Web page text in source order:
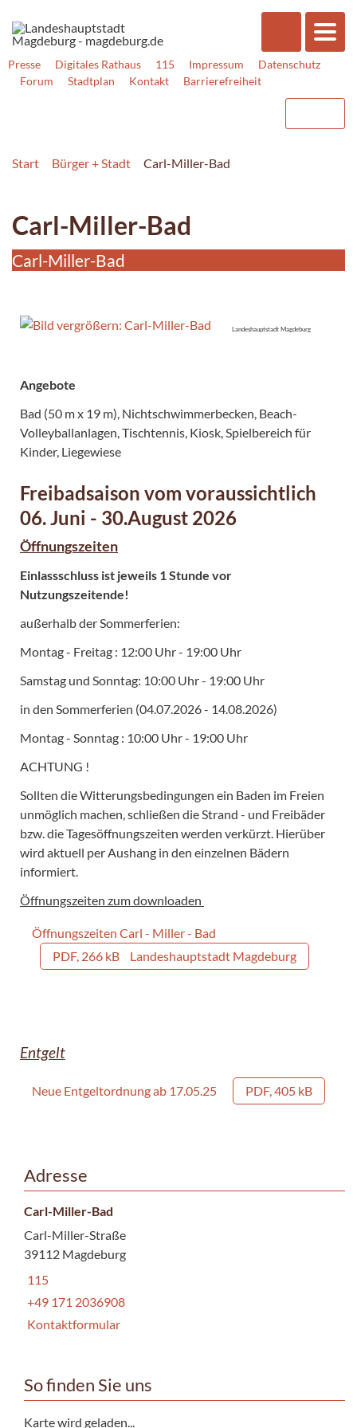
Presse Digitales Rathaus 115 Impressum
Datenschutz
Forum
Stadtplan Kontakt Barrierefreiheit
Start Bürger + Stadt Carl-Miller-Bad
Carl-Miller-Bad
Carl-Miller-Bad
Landeshauptstadt Magdeburg
Angebote
Bad (50 m x 19 m), Nichtschwimmerbecken, Beach-
Volleyballanlagen, Tischtennis, Kiosk, Spielbereich für
Kinder, Liegewiese
Freibadsaison vom voraussichtlich
06. Juni - 30.August 2026
Öffnungszeiten
Einlassschluss ist jeweils 1 Stunde vor
Nutzungszeitende!
außerhalb der Sommerferien:
Montag - Freitag : 12:00 Uhr - 19:00 Uhr
Samstag und Sonntag: 10:00 Uhr - 19:00 Uhr
in den Sommerferien (04.07.2026 - 14.08.2026)
Montag - Sonntag : 10:00 Uhr - 19:00 Uhr
ACHTUNG !
Sollten die Witterungsbedingungen ein Baden im Freien
unmöglich machen, schließen die Strand - und Freibäder
bzw. die Tagesöffnungszeiten werden verkürzt. Hierüber
wird aktuell per Aushang in den einzelnen Bädern
informiert.
Öffnungszeiten zum downloaden
Öffnungszeiten Carl - Miller - Bad
PDF, 266 kB
Landeshauptstadt Magdeburg
Entgelt
Neue Entgeltordnung ab 17.05.25 PDF, 405 kB
Adresse
Carl-Miller-Bad
Carl-Miller-Straße
39112 Magdeburg
115
+49 171 2036908
Kontaktformular
So finden Sie uns
Karte wird geladen...